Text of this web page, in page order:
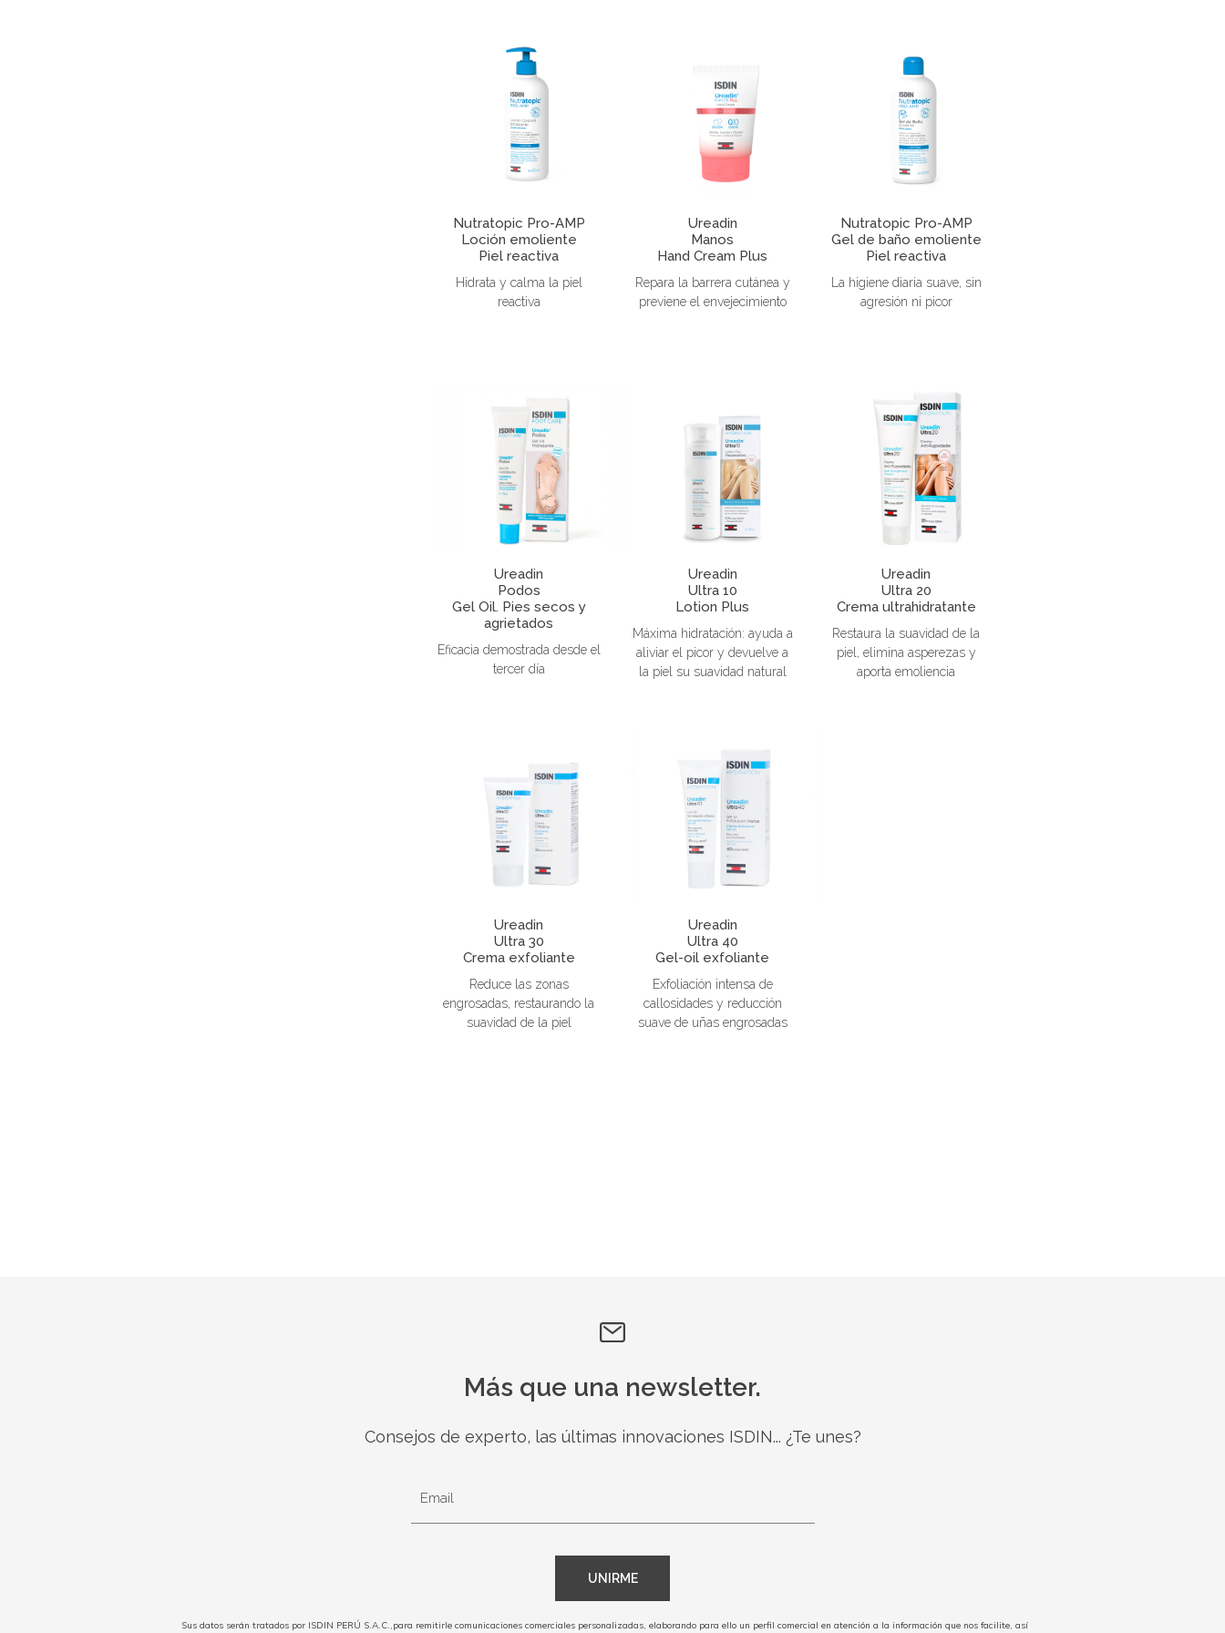
Nutratopic Pro-AMP
Loción emoliente
Piel reactiva
Hidrata y calma la piel
reactiva
Ureadin
Manos
Hand Cream Plus
Repara la barrera cutánea y
previene el envejecimiento
Nutratopic Pro-AMP
Gel de baño emoliente
Piel reactiva
La higiene diaria suave, sin
agresión ni picor
Ureadin
Podos
Gel Oil. Pies secos y
agrietados
Eficacia demostrada desde el
tercer día
Ureadin
Ultra 10
Lotion Plus
Máxima hidratación: ayuda a
aliviar el picor y devuelve a
la piel su suavidad natural
Ureadin
Ultra 20
Crema ultrahidratante
Restaura la suavidad de la
piel, elimina asperezas y
aporta emoliencia
Ureadin
Ultra 30
Crema exfoliante
Reduce las zonas
engrosadas, restaurando la
suavidad de la piel
Ureadin
Ultra 40
Gel-oil exfoliante
Exfoliación intensa de
callosidades y reducción
suave de uñas engrosadas
Más que una newsletter.
Consejos de experto, las últimas innovaciones ISDIN... ¿Te unes?
Email
UNIRME
Sus datos serán tratados por ISDIN PERÚ S.A.C.,para remitirle comunicaciones comerciales personalizadas, elaborando para ello un perfil comercial en atención a la información que nos facilite, así